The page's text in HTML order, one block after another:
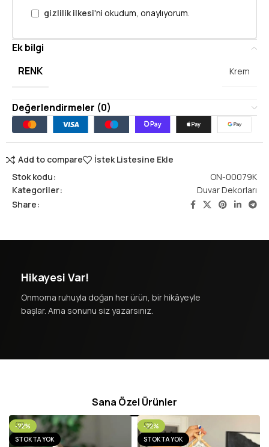
gizlilik ilkesi'ni okudum, onaylıyorum.
Ek bilgi
RENK
Krem
Değerlendirmeler (0)
Add to compare
İstek Listesine Ekle
Stok kodu:
ON-00079K
Kategoriler:
Duvar Dekorları
Share:
Hikayesi Var!
Onmoma ruhuyla doğan her ürün, bir hikâyeyle
başlar. Ama sonunu siz yazarsınız.
Sana Özel Ürünler
-22%
STOKTA YOK
-22%
STOKTA YOK